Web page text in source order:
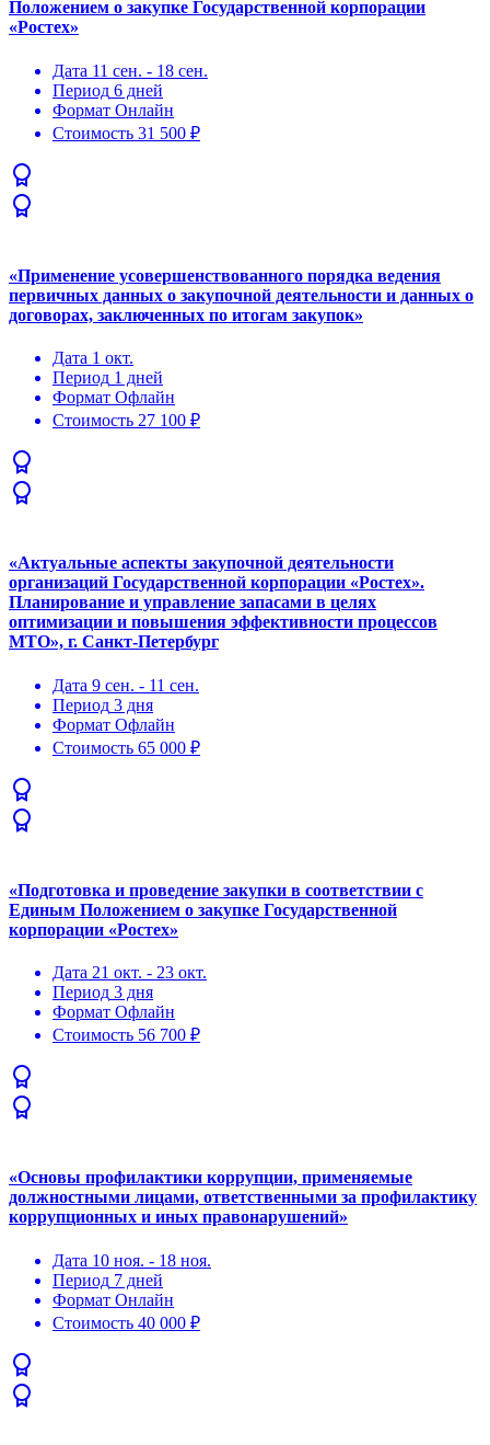
Положением о закупке Государственной корпорации
«Ростех»
Дата 11 сен. - 18 сен.
Период 6 дней
Формат Онлайн
Стоимость 31 500 ₽
«Применение усовершенствованного порядка ведения
первичных данных о закупочной деятельности и данных о
договорах, заключенных по итогам закупок»
Дата 1 окт.
Период 1 дней
Формат Офлайн
Стоимость 27 100 ₽
«Актуальные аспекты закупочной деятельности
организаций Государственной корпорации «Ростех».
Планирование и управление запасами в целях
оптимизации и повышения эффективности процессов
МТО», г. Санкт-Петербург
Дата 9 сен. - 11 сен.
Период 3 дня
Формат Офлайн
Стоимость 65 000 ₽
«Подготовка и проведение закупки в соответствии с
Единым Положением о закупке Государственной
корпорации «Ростех»
Дата 21 окт. - 23 окт.
Период 3 дня
Формат Офлайн
Стоимость 56 700 ₽
«Основы профилактики коррупции, применяемые
должностными лицами, ответственными за профилактику
коррупционных и иных правонарушений»
Дата 10 ноя. - 18 ноя.
Период 7 дней
Формат Онлайн
Стоимость 40 000 ₽